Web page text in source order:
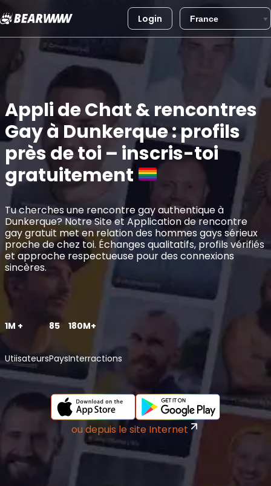
Aller
Login
Appli de Chat & rencontres
Gay à Dunkerque : profils
près de toi – inscris-toi
gratuitement
Tu cherches une rencontre gay authentique à
Dunkerque? Notre Site et Application de rencontre
gay gratuit met en relation des hommes gays sérieux
proche de chez toi. Échanges qualitatifs, profils vérifiés
et approche respectueuse pour des connexions
sincères.
1M +
Utiisateurs
85
Pays
180M+
Interractions
ou depuis le site Internet